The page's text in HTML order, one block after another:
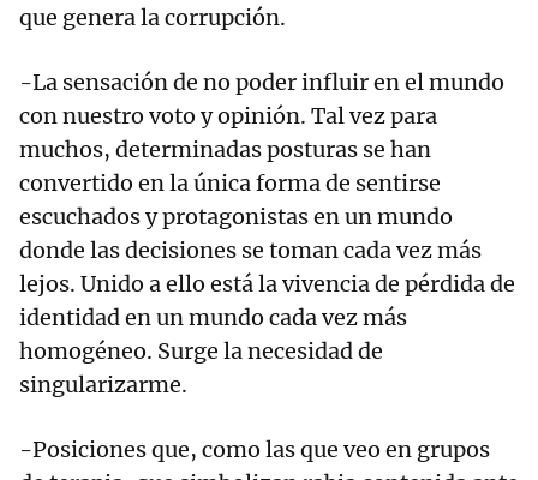
que genera la corrupción.
-La sensación de no poder influir en el mundo
con nuestro voto y opinión. Tal vez para
muchos, determinadas posturas se han
convertido en la única forma de sentirse
escuchados y protagonistas en un mundo
donde las decisiones se toman cada vez más
lejos. Unido a ello está la vivencia de pérdida de
identidad en un mundo cada vez más
homogéneo. Surge la necesidad de
singularizarme.
-Posiciones que, como las que veo en grupos